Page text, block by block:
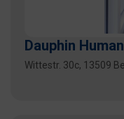
Dauphin
Wittestr. 30c, 13509